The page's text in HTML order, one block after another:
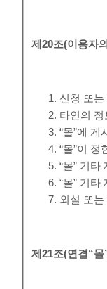
제20조(이용자
신청 또
타인의 정
“몰”에 게
“몰”이
“몰” 기타
“몰” 기
외설 또
제21조(연결 “몰